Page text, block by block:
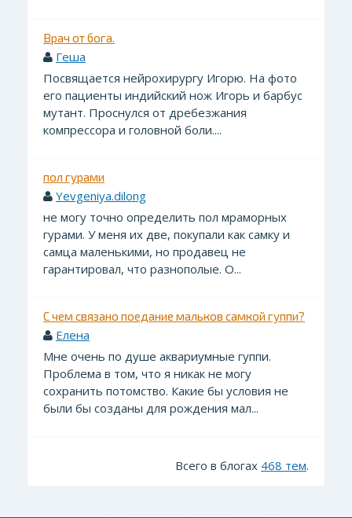
Врач от бога.
Геша
Посвящается нейрохирургу Игорю. На фото
его пациенты индийский нож Игорь и барбус
мутант. Проснулся от дребезжания
компрессора и головной боли....
пол гурами
Yevgeniya.dilong
не могу точно определить пол мраморных
гурами. У меня их две, покупали как самку и
самца маленькими, но продавец не
гарантировал, что разнополые. О...
С чем связано поедание мальков самкой гуппи?
Елена
Мне очень по душе аквариумные гуппи.
Проблема в том, что я никак не могу
сохранить потомство. Какие бы условия не
были бы созданы для рождения мал...
Всего в блогах 468 тем.